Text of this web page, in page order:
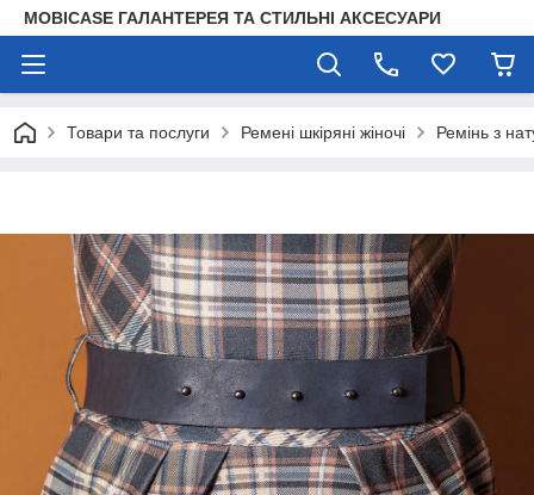
MOBICASE ГАЛАНТЕРЕЯ ТА СТИЛЬНІ АКСЕСУАРИ
Товари та послуги Ремені шкіряні жіночі Ремінь з